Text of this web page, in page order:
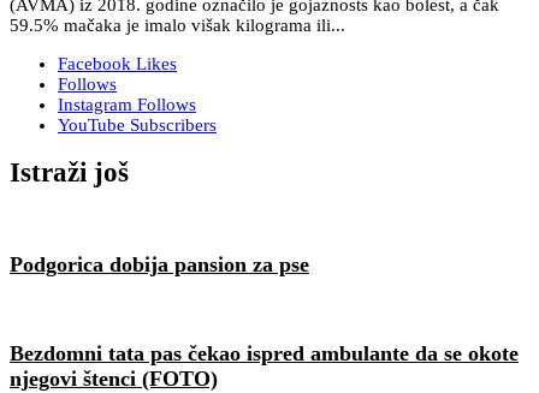
(AVMA) iz 2018. godine označilo je gojaznosts kao bolest, a čak
59.5% mačaka je imalo višak kilograma ili...
Facebook Likes
Follows
Instagram Follows
YouTube Subscribers
Istraži još
Podgorica dobija pansion za pse
Bezdomni tata pas čekao ispred ambulante da se okote
njegovi štenci (FOTO)